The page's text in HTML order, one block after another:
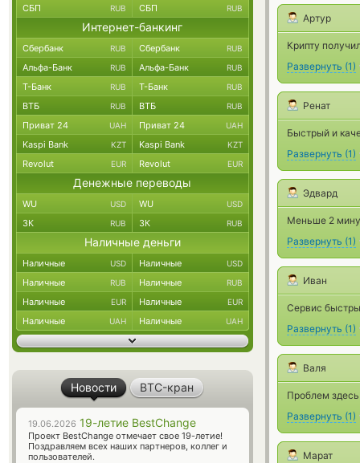
Артур
Крипту
Развернуть (1)
Ренат
Быстрый и
Развернуть (1)
Эдвард
Меньше 2
Развернуть (1)
Иван
Сервис
Развернуть (1)
Валя
Проблем
Развернуть (1)
Марат
СБП RUB СБП RUB
Интернет-банкинг
Сбербанк RUB Сбербанк RUB
Альфа-Банк RUB Альфа-Банк RUB
Т-Банк RUB Т-Банк RUB
ВТБ RUB ВТБ RUB
Приват 24 UAH Приват 24 UAH
Kaspi Bank KZT Kaspi Bank KZT
Revolut EUR Revolut EUR
Денежные переводы
WU USD WU USD
ЗК RUB ЗК RUB
Наличные деньги
Наличные USD Наличные USD
Наличные RUB Наличные RUB
Наличные EUR Наличные EUR
Наличные UAH Наличные UAH
Новости BTC-кран
19.06.2026 19-летие BestChange
Проект BestChange отмечает свое 19-летие!
Поздравляем всех наших партнеров, коллег и
пользователей.